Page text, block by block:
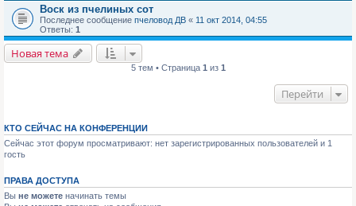
Воск из пчелиных сот
Последнее сообщение пчеловод ДВ « 11 окт 2014, 04:55
Ответы: 1
Новая тема
5 тем • Страница 1 из 1
Перейти
КТО СЕЙЧАС НА КОНФЕРЕНЦИИ
Сейчас этот форум просматривают: нет зарегистрированных пользователей и 1
гость
ПРАВА ДОСТУПА
Вы не можете начинать темы